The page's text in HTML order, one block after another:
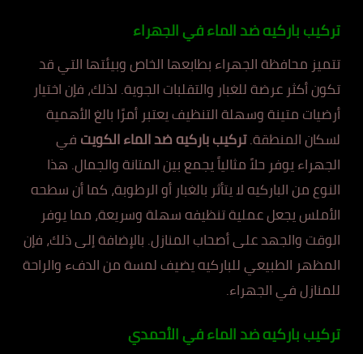
تركيب باركيه ضد الماء في الجهراء
تتميز محافظة الجهراء بطابعها الخاص وبيئتها التي قد
تكون أكثر عرضة للغبار والتقلبات الجوية. لذلك، فإن اختيار
أرضيات متينة وسهلة التنظيف يعتبر أمرًا بالغ الأهمية
لسكان المنطقة.تركيب باركيه ضد الماء الكويتفي
الجهراء يوفر حلاً مثالياً يجمع بين المتانة والجمال. هذا
النوع من الباركيه لا يتأثر بالغبار أو الرطوبة، كما أن سطحه
الأملس يجعل عملية تنظيفه سهلة وسريعة، مما يوفر
الوقت والجهد على أصحاب المنازل. بالإضافة إلى ذلك، فإن
المظهر الطبيعي للباركيه يضيف لمسة من الدفء والراحة
للمنازل في الجهراء.
تركيب باركيه ضد الماء في الأحمدي